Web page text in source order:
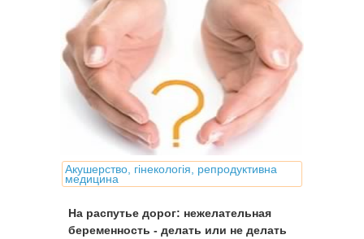
Акушерство, гінекологія, репродуктивна
медицина
На распутье дорог: нежелательная
беременность - делать или не делать